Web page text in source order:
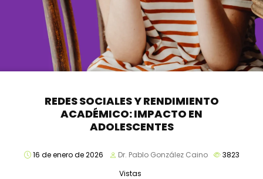
REDES SOCIALES Y RENDIMIENTO
ACADÉMICO: IMPACTO EN
ADOLESCENTES
16 de enero de 2026 Dr. Pablo González Caino
3823
Vistas